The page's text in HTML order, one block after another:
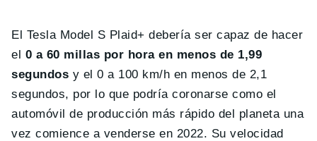
El Tesla Model S Plaid+ debería ser capaz de hacer
el 0 a 60 millas por hora en menos de 1,99
segundos y el 0 a 100 km/h en menos de 2,1
segundos, por lo que podría coronarse como el
automóvil de producción más rápido del planeta una
vez comience a venderse en 2022. Su velocidad